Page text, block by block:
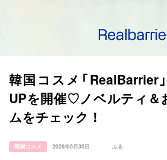
manimani について
韓国コスメ「RealBarrier
UPを開催♡ノベルティ＆
ムをチェック！
韓国コスメ 2026年6月30日 ふる